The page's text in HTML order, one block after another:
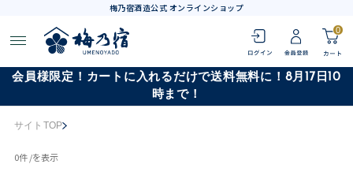
梅乃宿酒造公式 オンラインショップ
0
会員様限定！カートに入れるだけで送料無料に！8月17日10
時まで！
サイトTOP
0件 /を表示